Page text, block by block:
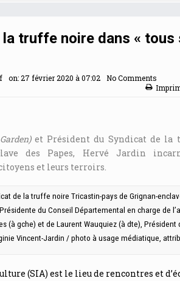
la truffe noire dans « tous
on:27 février 2020 à 07:02
No Comments
et Président du Syndicat de la
des Papes, Hervé Jardin
et leurs terroirs.
de la truffe noire Tricastin-pays de Grignan-
du Conseil Départemental en charge de
(à gche) et de Laurent Wauquiez (à dte), Président
Vincent-Jardin / photo à usage médiatique,
(SIA) est le lieu de rencontres et